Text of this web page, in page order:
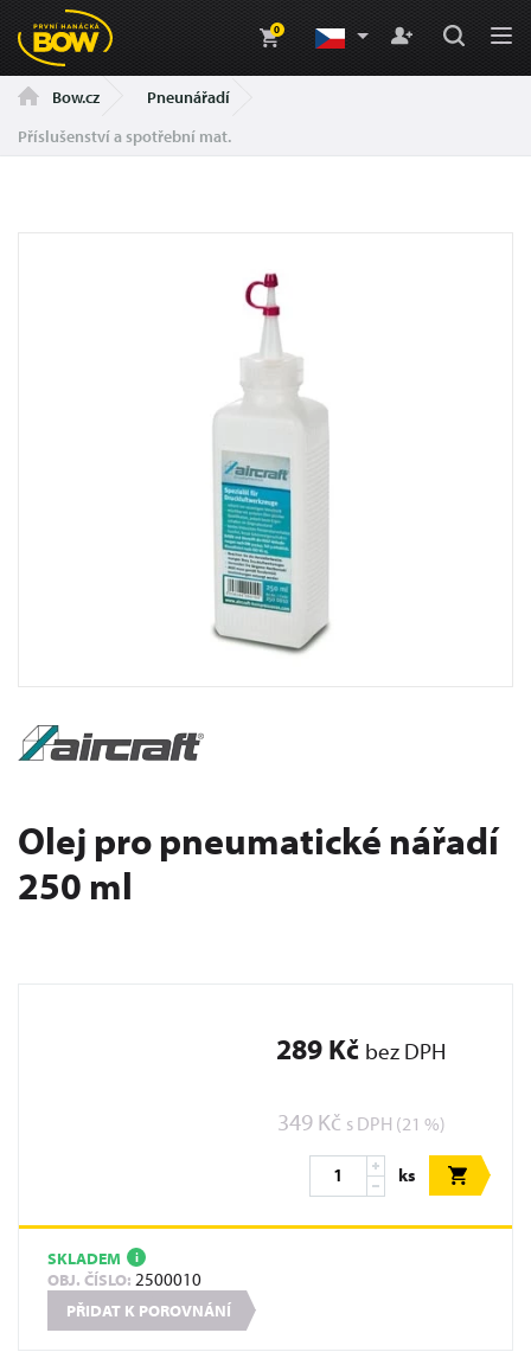
0
Bow.cz
Pneunářadí
Příslušenství a spotřební mat.
Olej pro pneumatické nářadí
250 ml
289 Kč bez DPH
349 Kč s DPH (21 %)
ks
SKLADEM i
OBJ. ČÍSLO: 2500010
PŘIDAT K POROVNÁNÍ